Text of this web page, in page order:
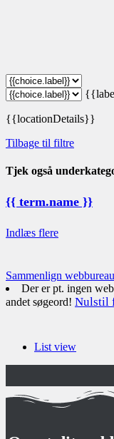
{{locationDetails}}
Tilbage til filtre
Tjek også
{{ term.name }}
Indlæs flere
Sammenlign
Der er pt. ingen
andet søgeord! Nulstil
List view